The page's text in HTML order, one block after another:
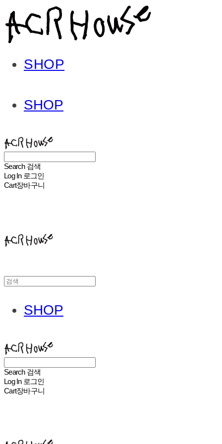
SHOP
SHOP
Search 검색
Log In 로그인
Cart장바구니
SHOP
Search 검색
Log In 로그인
Cart장바구니